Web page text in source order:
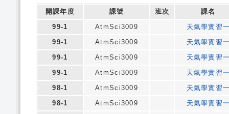
開課年度 課號 班次
課名
99-1
AtmSci3009
天氣學實習
99-1
AtmSci3009
天氣學實習
99-1
AtmSci3009
天氣學實習
99-1
AtmSci3009
天氣學實習
98-1
AtmSci3009
天氣學實習
98-1
AtmSci3009
天氣學實習